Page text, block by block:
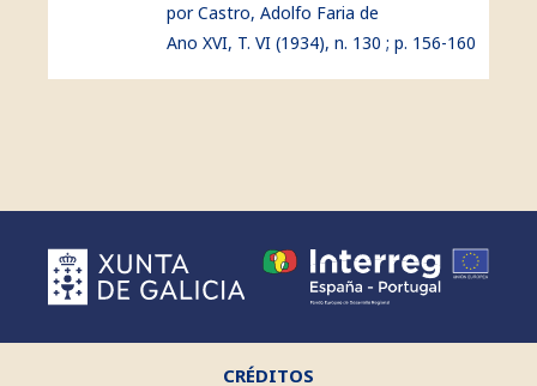
por Castro, Adolfo Faria de
Ano XVI, T. VI (1934), n. 130 ; p. 156-160
CRÉDITOS